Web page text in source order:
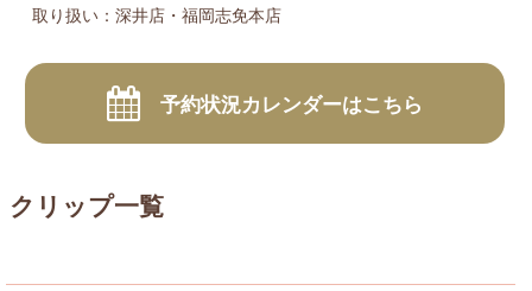
取り扱い：深井店・福岡志免本店
予約状況カレンダーはこちら
クリップ一覧